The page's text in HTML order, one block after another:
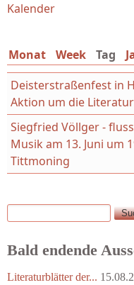
Sie sind hier
Kalender
Monat Week Tag
Deisterstraßenfest in
Aktion um die Literatur
Siegfried Völlger -
Musik am 13. Juni um
Tittmoning
Suchformular
Suche
Bald endende
Literaturblätter der...